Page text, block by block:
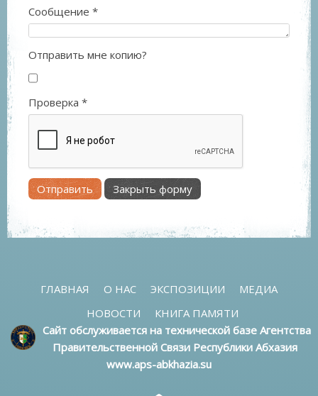
Сообщение *
Отправить мне копию?
Проверка *
Отправить Закрыть форму
ГЛАВНАЯ О НАС ЭКСПОЗИЦИИ
МЕДИА
НОВОСТИ
КНИГА ПАМЯТИ
Сайт обслуживается на технической базе Агентства
Правительственной Связи Республики Абхазия
www.aps-abkhazia.su